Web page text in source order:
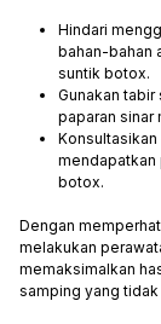
Hindari
bahan-bahan
suntik botox.
Gunakan
paparan sinar
mendapatkan
botox.
Dengan
melakukan
memaksimalkan
samping yang